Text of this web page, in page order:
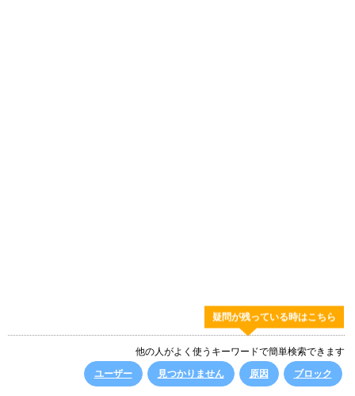
疑問が残っている時はこちら
他の人がよく使うキーワードで簡単検索できます
ユーザー
見つかりません 原因 ブロック